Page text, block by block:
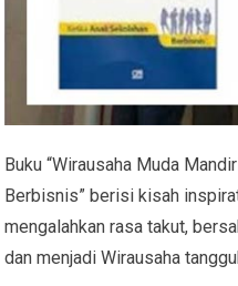
Buku “Wirausaha Muda
Berbisnis” berisi kisah
mengalahkan rasa takut,
dan menjadi Wirausaha